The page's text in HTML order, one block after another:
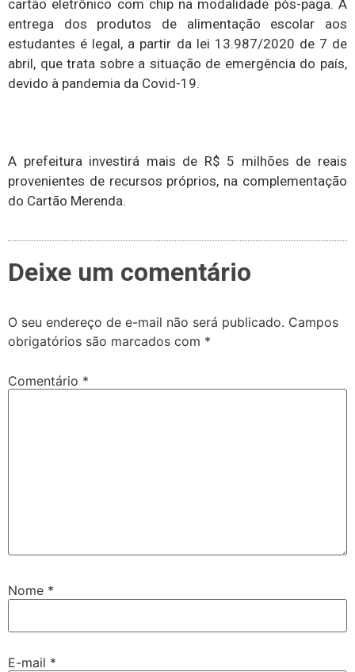
cartão eletrônico com chip na modalidade pós-paga. A
entrega dos produtos de alimentação escolar aos
estudantes é legal, a partir da lei 13.987/2020 de 7 de
abril, que trata sobre a situação de emergência do país,
devido à pandemia da Covid-19.
A prefeitura investirá mais de R$ 5 milhões de reais
provenientes de recursos próprios, na complementação
do Cartão Merenda.
Deixe um comentário
O seu endereço de e-mail não será publicado. Campos
obrigatórios são marcados com *
Comentário *
Nome *
E-mail *